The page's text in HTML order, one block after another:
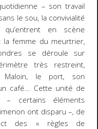
– son travail
le sou, la convivialité
en scène
la femme du meurtrier,
se déroule sur
très restreint,
Maloin, le port, son
café… Cette unité de
certains éléments
ont disparu –, de
des « règles de